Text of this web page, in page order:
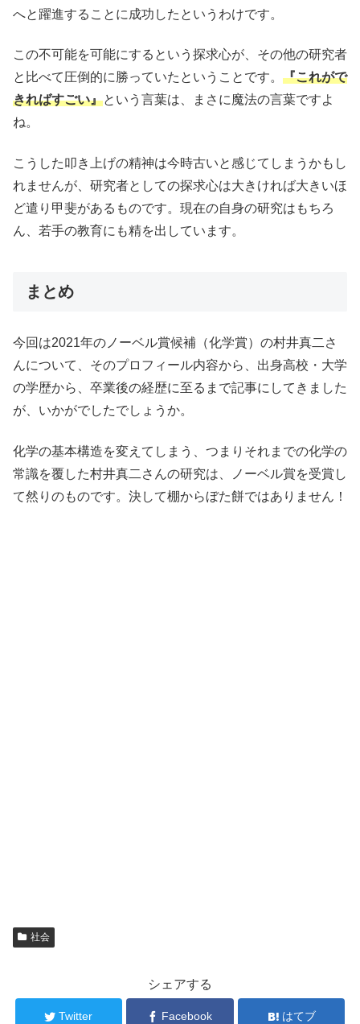
へと躍進することに成功したというわけです。
この不可能を可能にするという探求心が、その他の研究者
と比べて圧倒的に勝っていたということです。 『これがで
きればすごい』という言葉は、まさに魔法の言葉ですよ
ね。
こうした叩き上げの精神は今時古いと感じてしまうかもし
れませんが、研究者としての探求心は大きければ大きいほ
ど遣り甲斐があるものです。現在の自身の研究はもちろ
ん、若手の教育にも精を出しています。
まとめ
今回は2021年のノーベル賞候補（化学賞）の村井真二さ
んについて、そのプロフィール内容から、出身高校・大学
の学歴から、卒業後の経歴に至るまで記事にしてきました
が、いかがでしたでしょうか。
化学の基本構造を変えてしまう、つまりそれまでの化学の
常識を覆した村井真二さんの研究は、ノーベル賞を受賞し
て然りのものです。決して棚からぼた餅ではありません！
社会
シェアする
Twitter Facebook はてブ